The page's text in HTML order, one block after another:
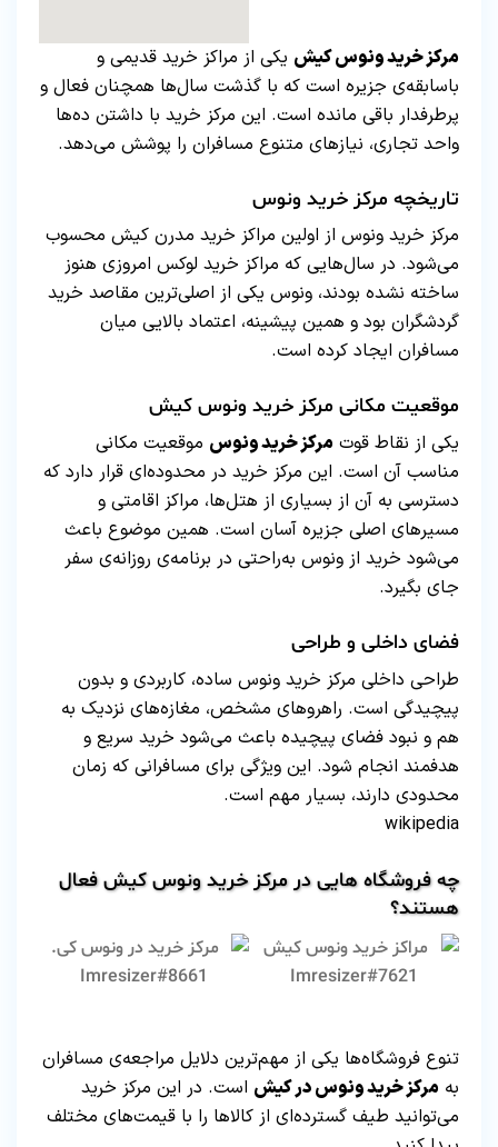
مرکز خرید ونوس کیش یکی از مراکز خرید قدیمی و
باسابقه‌ی جزیره است که با گذشت سال‌ها همچنان فعال و
پرطرفدار باقی مانده است. این مرکز خرید با داشتن ده‌ها
واحد تجاری، نیازهای متنوع مسافران را پوشش می‌دهد.
تاریخچه مرکز خرید ونوس
مرکز خرید ونوس از اولین مراکز خرید مدرن کیش محسوب
می‌شود. در سال‌هایی که مراکز خرید لوکس امروزی هنوز
ساخته نشده بودند، ونوس یکی از اصلی‌ترین مقاصد خرید
گردشگران بود و همین پیشینه، اعتماد بالایی میان
مسافران ایجاد کرده است.
موقعیت مکانی مرکز خرید ونوس کیش
یکی از نقاط قوت مرکز خرید ونوس موقعیت مکانی
مناسب آن است. این مرکز خرید در محدوده‌ای قرار دارد که
دسترسی به آن از بسیاری از هتل‌ها، مراکز اقامتی و
مسیرهای اصلی جزیره آسان است. همین موضوع باعث
می‌شود خرید از ونوس به‌راحتی در برنامه‌ی روزانه‌ی سفر
جای بگیرد.
فضای داخلی و طراحی
طراحی داخلی مرکز خرید ونوس ساده، کاربردی و بدون
پیچیدگی است. راهروهای مشخص، مغازه‌های نزدیک به
هم و نبود فضای پیچیده باعث می‌شود خرید سریع و
هدفمند انجام شود. این ویژگی برای مسافرانی که زمان
محدودی دارند، بسیار مهم است.
wikipedia
چه فروشگاه هایی در مرکز خرید ونوس کیش فعال
هستند؟
تنوع فروشگاه‌ها یکی از مهم‌ترین دلایل مراجعه‌ی مسافران
به مرکز خرید ونوس در کیش است. در این مرکز خرید
می‌توانید طیف گسترده‌ای از کالاها را با قیمت‌های مختلف